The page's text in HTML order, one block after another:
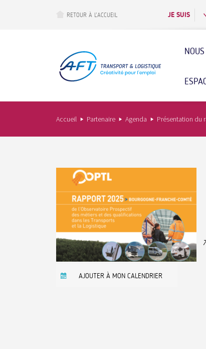
RETOUR À L’ACCUEIL JE SUIS
Accueil Partenaire Agenda Présentation du
AJOUTER À MON CALENDRIER